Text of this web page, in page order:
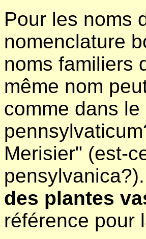
Pour les noms
nomenclature
noms familiers
même nom
comme dans
Merisier" (est-
des plantes
référence pour